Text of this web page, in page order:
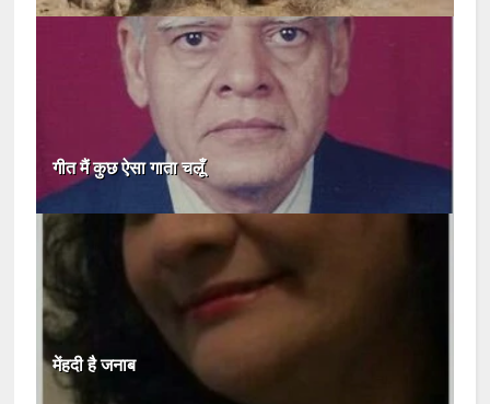
गीत मैं कुछ ऐसा गाता चलूँ
मेंहदी है जनाब